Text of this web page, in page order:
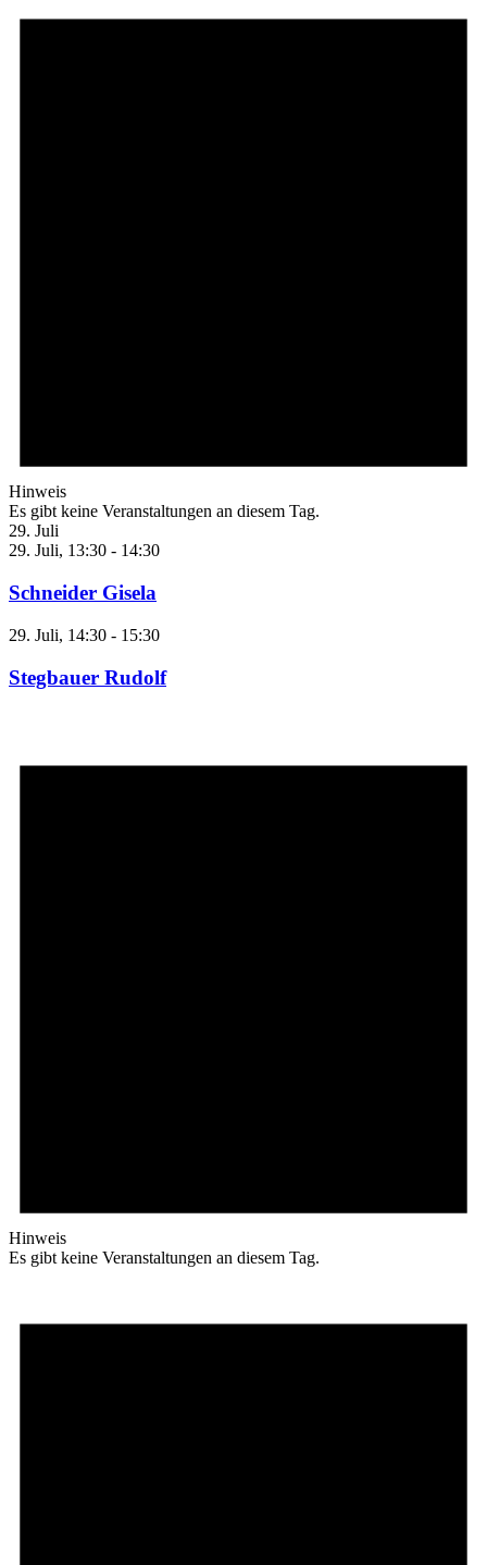
Hinweis
Es gibt keine Veranstaltungen an diesem Tag.
29. Juli
29. Juli, 13:30 - 14:30
Schneider Gisela
29. Juli, 14:30 - 15:30
Stegbauer Rudolf
Hinweis
Es gibt keine Veranstaltungen an diesem Tag.